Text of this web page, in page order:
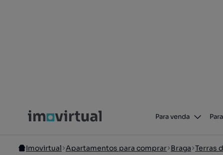
Para venda
Imovirtual Apartamentos para comprar Braga Terras